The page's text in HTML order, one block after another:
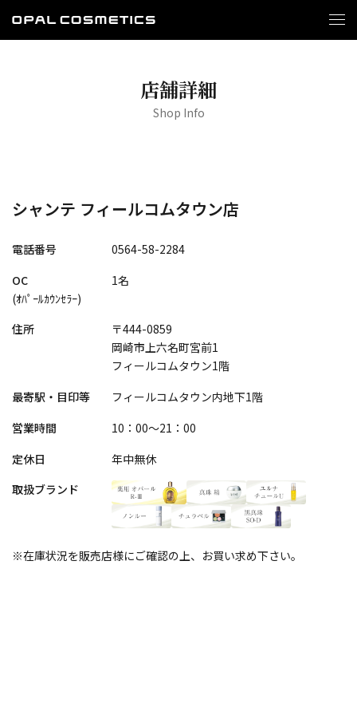
店舗詳細
Shop Info
シャンテ フィールコムタウン店
電話番号
0564-58-2284
OC
(ｵﾊﾟｰﾙｶｳﾝｾﾗｰ)
1名
住所
〒444-0859
岡崎市上六名町宮前1
フィールコムタウン1階
最寄駅・目印等
フィールコムタウン内地下1階
営業時間
10：00～21：00
定休日
年中無休
取扱ブランド
※在庫状況を販売店様にご確認の上、お買い求め下さい。